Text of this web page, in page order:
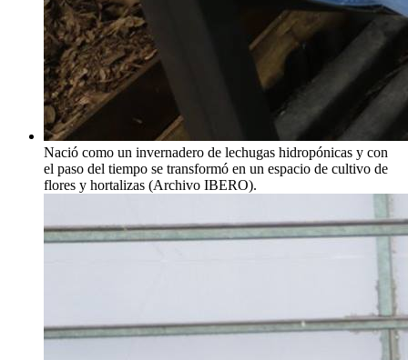
Nació como un invernadero de lechugas hidropónicas y con
el paso del tiempo se transformó en un espacio de cultivo de
flores y hortalizas (Archivo IBERO).